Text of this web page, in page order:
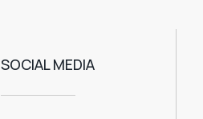
SOCIAL MEDIA